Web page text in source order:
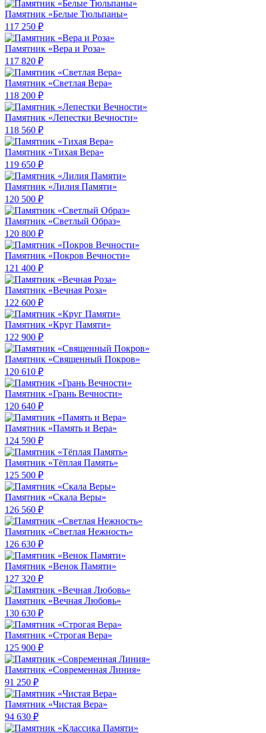
Памятник «Белые Тюльпаны»
117 250 ₽
Памятник «Вера и Роза»
117 820 ₽
Памятник «Светлая Вера»
118 200 ₽
Памятник «Лепестки Вечности»
118 560 ₽
Памятник «Тихая Вера»
119 650 ₽
Памятник «Лилия Памяти»
120 500 ₽
Памятник «Светлый Образ»
120 800 ₽
Памятник «Покров Вечности»
121 400 ₽
Памятник «Вечная Роза»
122 600 ₽
Памятник «Круг Памяти»
122 900 ₽
Памятник «Священный Покров»
120 610 ₽
Памятник «Грань Вечности»
120 640 ₽
Памятник «Память и Вера»
124 590 ₽
Памятник «Тёплая Память»
125 500 ₽
Памятник «Скала Веры»
126 560 ₽
Памятник «Светлая Нежность»
126 630 ₽
Памятник «Венок Памяти»
127 320 ₽
Памятник «Вечная Любовь»
130 630 ₽
Памятник «Строгая Вера»
125 900 ₽
Памятник «Современная Линия»
91 250 ₽
Памятник «Чистая Вера»
94 630 ₽